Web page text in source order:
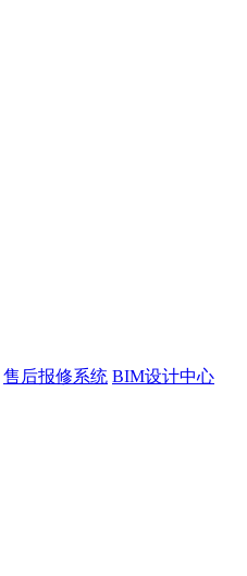
售后报修系统 BIM设计中心